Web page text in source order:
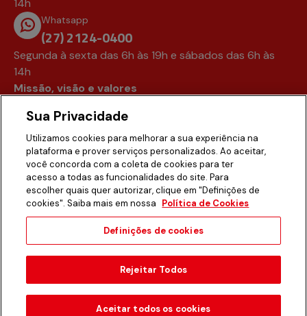
Missão, visão e valores
Fale conosco
Trabalhe conosco
Acompanhe nas redes
Instagram
Facebook
14h
Whatsapp
(27) 2124-0400
Segunda à sexta das 6h às 19h e sábados das 6h às
14h
Voltar ao topo da página
Rua Castelo Branco, 1102 Centro - Vila Velha - ES
Política de privacidade
Direitos dos pacientes
Sua Privacidade
Utilizamos cookies para melhorar a sua experiência na
plataforma e prover serviços personalizados. Ao aceitar,
você concorda com a coleta de cookies para ter
acesso a todas as funcionalidades do site. Para
escolher quais quer autorizar, clique em "Definições de
cookies". Saiba mais em nossa Política de Cookies
Definições de cookies
Rejeitar Todos
Aceitar todos os cookies